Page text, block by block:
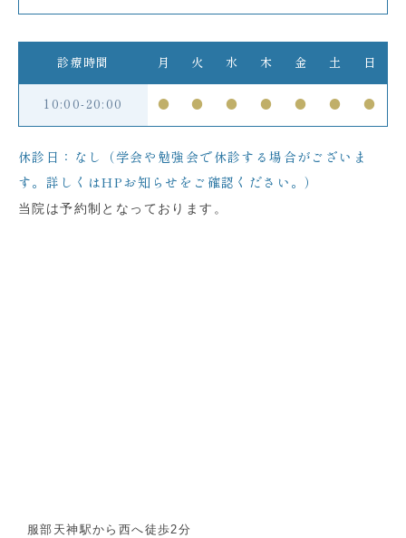
診療時間 月 火 水 木 金 土 日
10:00-20:00 ● ● ● ● ● ● ●
休診日：なし（学会や勉強会で休診する場合がございま
す。詳しくはHPお知らせをご確認ください。）
当院は予約制となっております。
服部天神駅から西へ徒歩2分